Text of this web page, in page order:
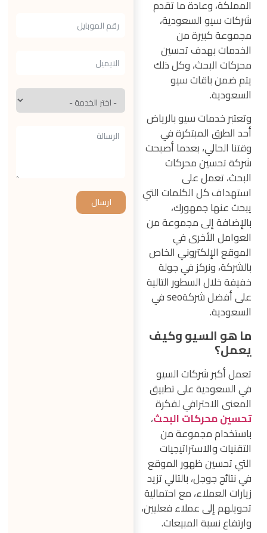
ارسال
المملكة، وعادة ما تقدم
شركات سيو السعودية،
مجموعة كبيرة من
الخدمات بهدف تحسين
محركات البحث، وكل ذلك
يتم ضمن باقات سيو
السعودية.
وتعتبر خدمات سيو بالرياض
أحد الطرق المبتكرة في
وقتنا الحالي، بعدما أصبحت
شركة تحسين محركات
البحث، تعمل على
استهداف كل الكلمات التي
يبحث عنها جمهورك،
بالإضافة إلى مجموعة من
العوامل الأخرى في
الموقع الإلكتروني الخاص
بالشركة، ونركز في جولة
خفيفة خلال السطور التالية
على أفضل شركةseo في
السعودية.
ما هو السيو وكيف
يعمل؟
تعمل أكبر شركات السيو
في السعودية على تطبيق
المعنى الاحترافي لفكرة
تحسين محركات البحث،
باستخدام مجموعة من
التقنيات والاستراتيجيات
التي تحسين ظهور الموقع
في نتائج جوجل، بالتالي تزيد
زيارات العملاء، مع احتمالية
تحويلهم إلى عملاء فعليين،
وارتفاع نسبة المبيعات.